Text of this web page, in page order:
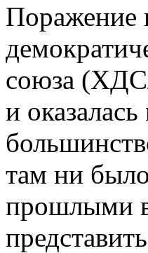
Поражение
союза
и
там ни
прошлыми